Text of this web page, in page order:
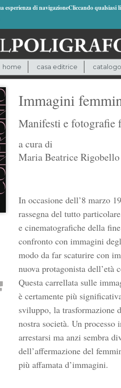
esperienza di navigazioneCliccando qualsiasi
home casa editrice catalogo
Immagini
Manifesti e fotografie
a cura di
Maria Beatrice
In occasione dell’8 marzo
rassegna del tutto
e cinematografiche della
confronto con immagini
modo da far scaturire con
nuova protagonista dell’età
Questa carrellata sulle
è certamente più
sviluppo, la trasformazione
nostra società. Un processo
arrestarsi ma anzi sembra
dell’affermazione del
più affamata d’immagini.